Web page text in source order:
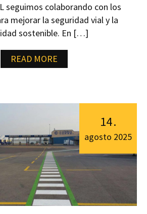
seguimos colaborando con los
mejorar la seguridad vial y la
sostenible. En […]
READ MORE
14.
agosto 2025